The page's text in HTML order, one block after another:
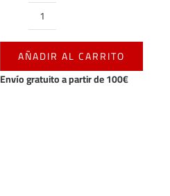
BABERO
ROJILLO
DE
NACIMIENTO
AÑADIR AL CARRITO
Envío gratuito a partir de 100€